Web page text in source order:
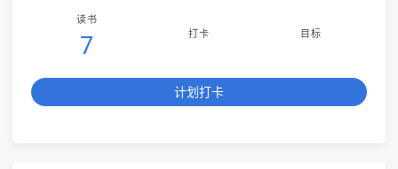
读书
7 打卡 目标
计划打卡